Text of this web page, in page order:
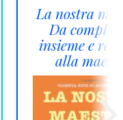
La nostra
Da
insieme e
alla